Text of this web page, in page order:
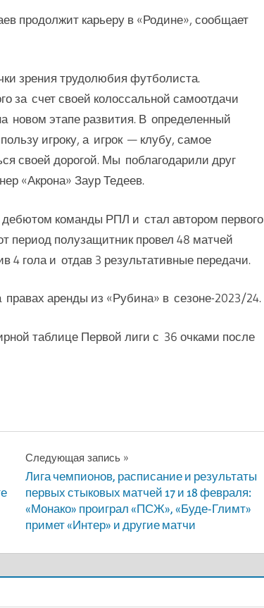
продолжит карьеру в «Родине», сообщает
зрения трудолюбия футболиста.
за счет своей колоссальной самоотдачи
новом этапе развития. В определенный
игроку, а игрок — клубу, самое
своей дорогой. Мы поблагодарили друг
«Акрона» Заур Тедеев.
дебютом команды РПЛ и стал автором первого
период полузащитник провел 48 матчей
4 гола и отдав 3 результативные передачи.
аренды из «Рубина» в сезоне-2023/24.
таблице Первой лиги с 36 очками после
Следующая запись
Лига чемпионов, расписание и результаты
первых стыковых матчей 17 и 18 февраля:
«Монако» проиграл «ПСЖ», «Буде-Глимт»
примет «Интер» и другие матчи